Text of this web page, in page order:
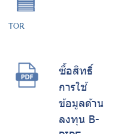
TOR
ซื้อสิทธิ์
การใช้
ข้อมูลด้าน
ลงทุน B-